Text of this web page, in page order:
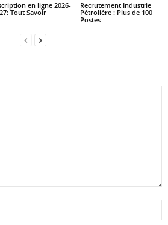
en ligne 2026-
Tout Savoir
Recrutement Industrie
Pétrolière : Plus de 100
Postes